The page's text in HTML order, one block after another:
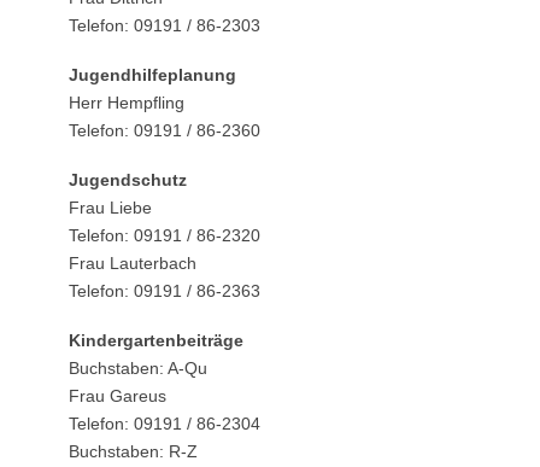
Telefon: 09191 / 86-2303
Jugendhilfeplanung
Herr Hempfling
Telefon: 09191 / 86-2360
Jugendschutz
Frau Liebe
Telefon: 09191 / 86-2320
Frau Lauterbach
Telefon: 09191 / 86-2363
Kindergartenbeiträge
Buchstaben: A-Qu
Frau Gareus
Telefon: 09191 / 86-2304
Buchstaben: R-Z